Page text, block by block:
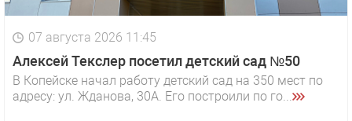
07 августа 2026 11:45
Алексей Текслер посетил детский сад №50
В Копейске начал работу детский сад на 350 мест по
адресу: ул. Жданова, 30А. Его построили по го...